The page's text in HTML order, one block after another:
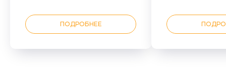
ПОДРОБНЕЕ